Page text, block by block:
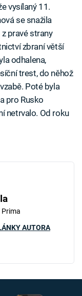
vysílaný 11.
se snažila
pravé strany
zbraní větší
odhalena,
trest, do něhož
Poté byla
pro Rusko
netrvalo. Od roku
Prima
AUTORA